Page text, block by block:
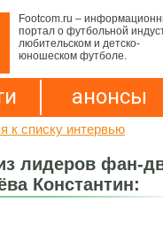
Footcom.ru –
портал о футбольной
любительском и детско-
юношеском футболе.
анонсы
к списку интервью
лидеров фан-
Константин: